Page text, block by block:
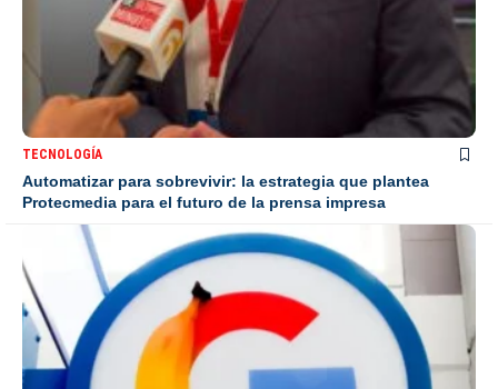
TECNOLOGÍA
Automatizar para sobrevivir: la estrategia que plantea
Protecmedia para el futuro de la prensa impresa